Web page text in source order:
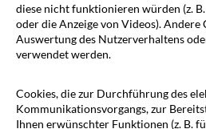
diese nicht funktionieren würden (z.
oder die Anzeige von Videos). Andere
Auswertung des Nutzerverhaltens
verwendet werden.
Cookies, die zur Durchführung des
Kommunikationsvorgangs, zur
Ihnen erwünschter Funktionen (z. B.